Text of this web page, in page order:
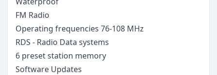
FM Radio
Operating frequencies 76-108 MHz
RDS - Radio Data systems
6 preset station memory
Software Updates